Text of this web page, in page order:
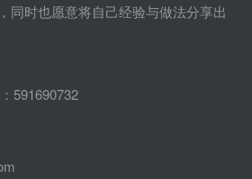
同时也愿意将自己经验与做法分享出
591690732